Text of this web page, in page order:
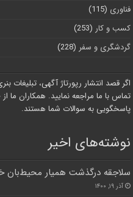
فناوری (115)
کسب و کار (253)
گردشگری و سفر (228)
اگر قصد انتشار رپورتاژ آگهی، تبلیغات
تماس با ما مراجعه نمایید. همکاران ما
پاسخگویی به سوالات شما هستند.
نوشته‌های اخیر
سلاجقه درگذشت همیار
آذر ۱۹, ۱۴۰۰